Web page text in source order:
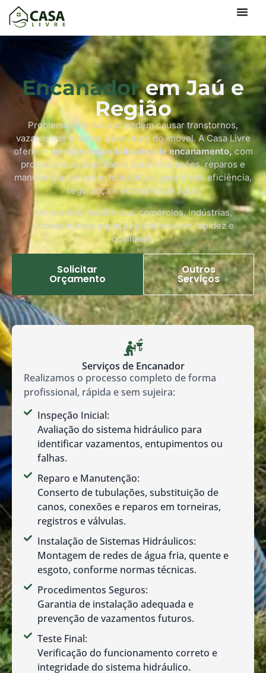
Encanadorem Jaú e
Região
Problemas hidráulicos podem causar transtornos,
vazamentos e danos à estrutura do imóvel. A Casa Livre
ofereceserviços especializados de encanamento, com
profissionais capacitados para instalações, reparos e
manutenção de redes hidráulicas, garantindo eficiência,
segurança e economia de água.
Atendemos residências, comércios, indústrias,
condomínios e espaços públicos com rapidez e
qualidade.
Solicitar
Orçamento
Outros
Serviços
Serviços de Encanador
Realizamos o processo completo de forma
profissional, rápida e sem sujeira:
Inspeção Inicial:
Avaliação do sistema hidráulico para
identificar vazamentos, entupimentos ou
falhas.
Reparo e Manutenção:
Conserto de tubulações, substituição de
canos, conexões e reparos em torneiras,
registros e válvulas.
Instalação de Sistemas Hidráulicos:
Montagem de redes de água fria, quente e
esgoto, conforme normas técnicas.
Procedimentos Seguros:
Garantia de instalação adequada e
prevenção de vazamentos futuros.
Teste Final:
Verificação do funcionamento correto e
integridade do sistema hidráulico.